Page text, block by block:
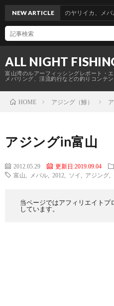
ALL NIGHT
富山湾のルアーフィッシングレポート・
メバリング、渓流釣行などの釣りコンテ
NEW ARTICLE
。青物からのヤリイカ、メバルのおかっ
HOME アジング（鯵）
アジングin富山
2012.05.29 更新日:2019.09.04
富山
メバル 2012 ソイ アジング
当ページではアフィリエイト
しています。